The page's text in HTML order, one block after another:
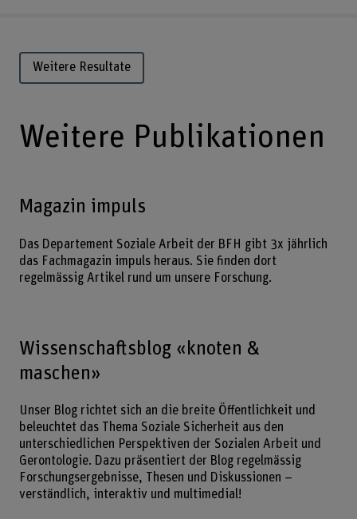
Weitere Resultate
Weitere Publikationen
Magazin impuls
Das Departement Soziale Arbeit der BFH gibt 3x jährlich
das Fachmagazin impuls heraus. Sie finden dort
regelmässig Artikel rund um unsere Forschung.
Wissenschaftsblog «knoten &
maschen»
Unser Blog richtet sich an die breite Öffentlichkeit und
beleuchtet das Thema Soziale Sicherheit aus den
unterschiedlichen Perspektiven der Sozialen Arbeit und
Gerontologie. Dazu präsentiert der Blog regelmässig
Forschungsergebnisse, Thesen und Diskussionen –
verständlich, interaktiv und multimedial!